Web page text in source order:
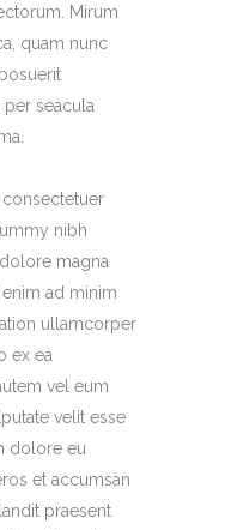
Mirum
quam nunc
per seacula
consectetuer
nibh
magna
ad minim
ullamcorper
ex ea
vel eum
velit esse
dolore eu
et accumsan
praesent